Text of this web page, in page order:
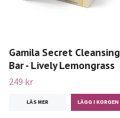
Gamila Secret Cleansing
Bar - Lively Lemongrass
249 kr
LÄS MER